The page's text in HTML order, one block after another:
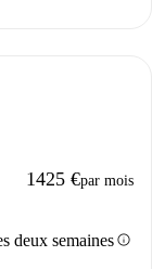
1425 €par mois
deux semainesinfo